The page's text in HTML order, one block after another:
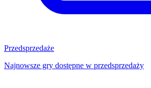
Przedsprzedaże
Najnowsze gry dostępne w przedsprzedaży